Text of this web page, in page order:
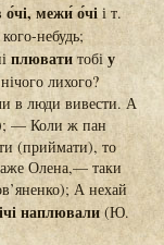
межи́ о́чі і т.
небудь;
плюватитобіу
лихого?
в люди вивести. А
— Коли ж пан
(приймати), то
Олена,— таки
А нехай
наплювали(Ю.